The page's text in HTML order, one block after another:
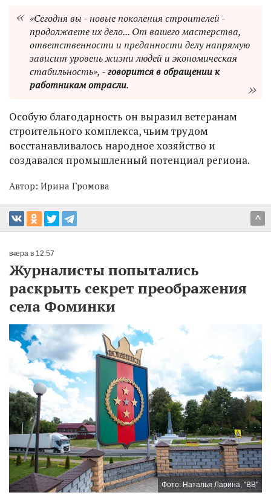
«Сегодня вы - новые поколения строителей -
продолжаете их дело... От вашего мастерства,
ответственности и преданности делу напрямую
зависит уровень жизни людей и экономическая
стабильность», -говорится в обращении к
работникам отрасли.
Особую благодарность он выразил ветеранам
строительного комплекса, чьим трудом
восстанавливалось народное хозяйство и
создавался промышленный потенциал региона.
Автор: Ирина Громова
^
вчера в 12:57
Журналисты попытались
раскрыть секрет преображения
села Фоминки
Фото: Наталья Ларина, "ВВ"